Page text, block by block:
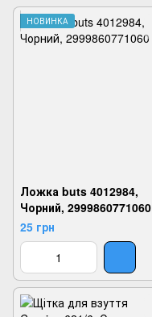
НОВИНКА
Ложка buts 4012984,
Чорний, 2999860771060
25 грн